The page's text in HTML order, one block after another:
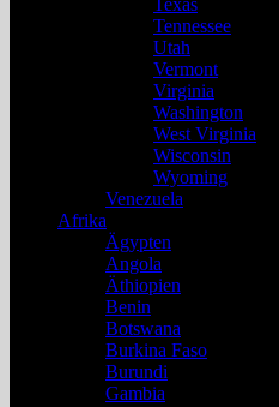
Texas
Tennessee
Utah
Vermont
Virginia
Washington
West Virginia
Wisconsin
Wyoming
Venezuela
Afrika
Ägypten
Angola
Äthiopien
Benin
Botswana
Burkina Faso
Burundi
Gambia